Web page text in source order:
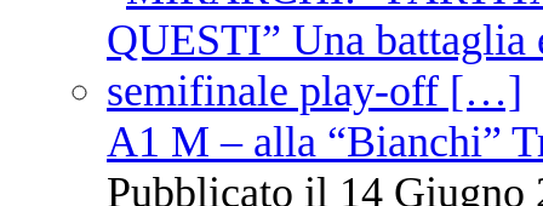
A1 M – alla “Bianchi”
Pubblicato il 14 Giugno